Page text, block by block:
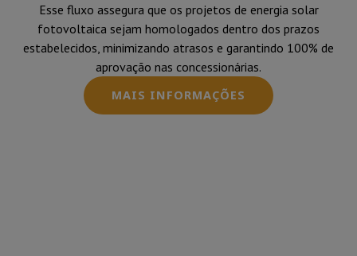
Esse fluxo assegura que os projetos de energia solar
fotovoltaica sejam homologados dentro dos prazos
estabelecidos, minimizando atrasos e garantindo 100% de
aprovação nas concessionárias.
MAIS INFORMAÇÕES